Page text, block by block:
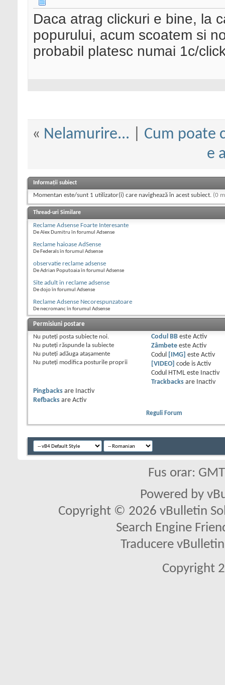
Daca atrag clickuri e bine, la
popurului, acum scoatem si
probabil platesc numai 1c/
« Nelamurire...
Cum poate
e
Informații subiect
Momentan este/sunt 1 utilizator(i) care navighează în acest subiect. (0
Thread-uri Similare
Reclame Adsense Foarte Interesante
De Alex Dumitru în forumul Adsense
Reclame haioase AdSense
De Federals în forumul Adsense
observatie reclame adsense
De Adrian Poputoaia în forumul Adsense
Site adult in reclame adsense
De dojo în forumul Adsense
Reclame Adsense Necorespunzatoare
De necromanc în forumul Adsense
Permisiuni postare
Nu puteţi posta subiecte noi.
Nu puteţi răspunde la subiecte
Nu puteţi adăuga ataşamente
Nu puteţi modifica posturile proprii
Codul BBeste Activ
Zâmbeteeste Activ
Codul
[IMG] este Activ
[VIDEO]
code is Activ
Codul HTML este
Inactiv
Trackbacksare
Inactiv
Pingbacks are
Inactiv
Refbacks are Activ
Reguli Forum
Fus orar:
Powered by
Copyright © 2026 vBulletin
Search Engine
Traducere
Copyright